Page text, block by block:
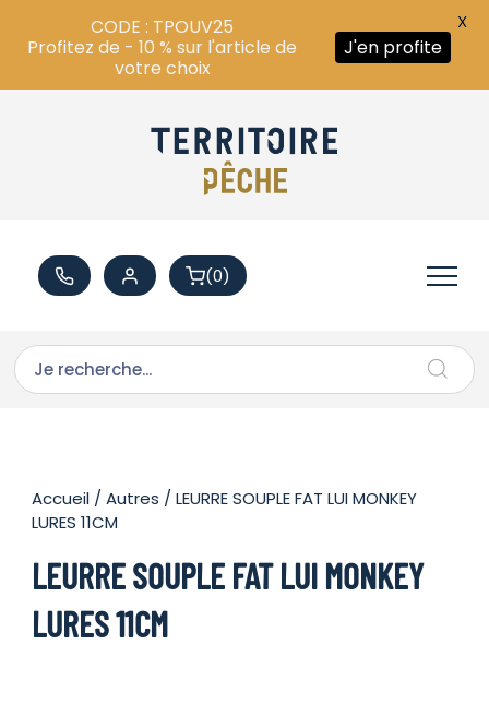
(0)
Accueil /Autres / LEURRE SOUPLE FAT LUI MONKEY
LURES 11CM
LEURRE SOUPLE FAT LUI MONKEY
LURES 11CM
CODE : TPOUV25
Profitez de - 10 % sur l'article de
votre choix
J'en profite
X